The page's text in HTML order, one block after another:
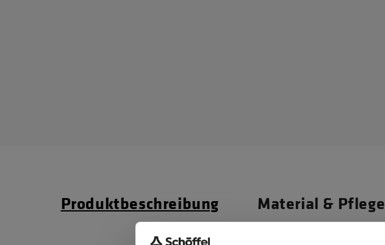
Produktbeschreibung Material & Pflege